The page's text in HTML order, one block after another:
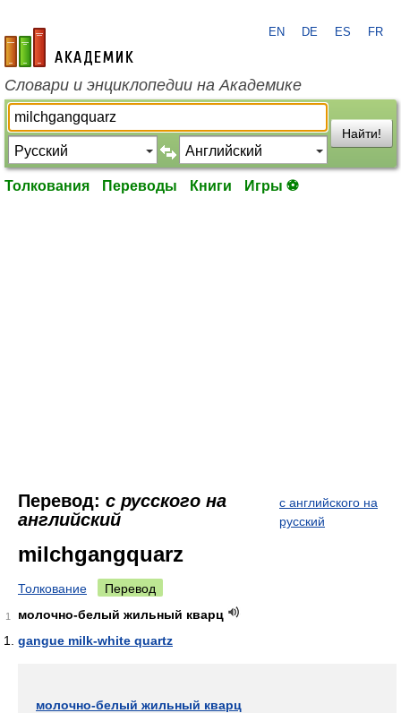
academic.ru
EN DE ES FR
Словари и энциклопедии на Академике
Найти!
Толкования Переводы Книги Игры ⚽
Перевод: с русского на
английский
с английского на
русский
milchgangquarz
Толкование Перевод
1
молочно-белый жильный кварц
gangue milk-white quartz
молочно-белый жильный кварц